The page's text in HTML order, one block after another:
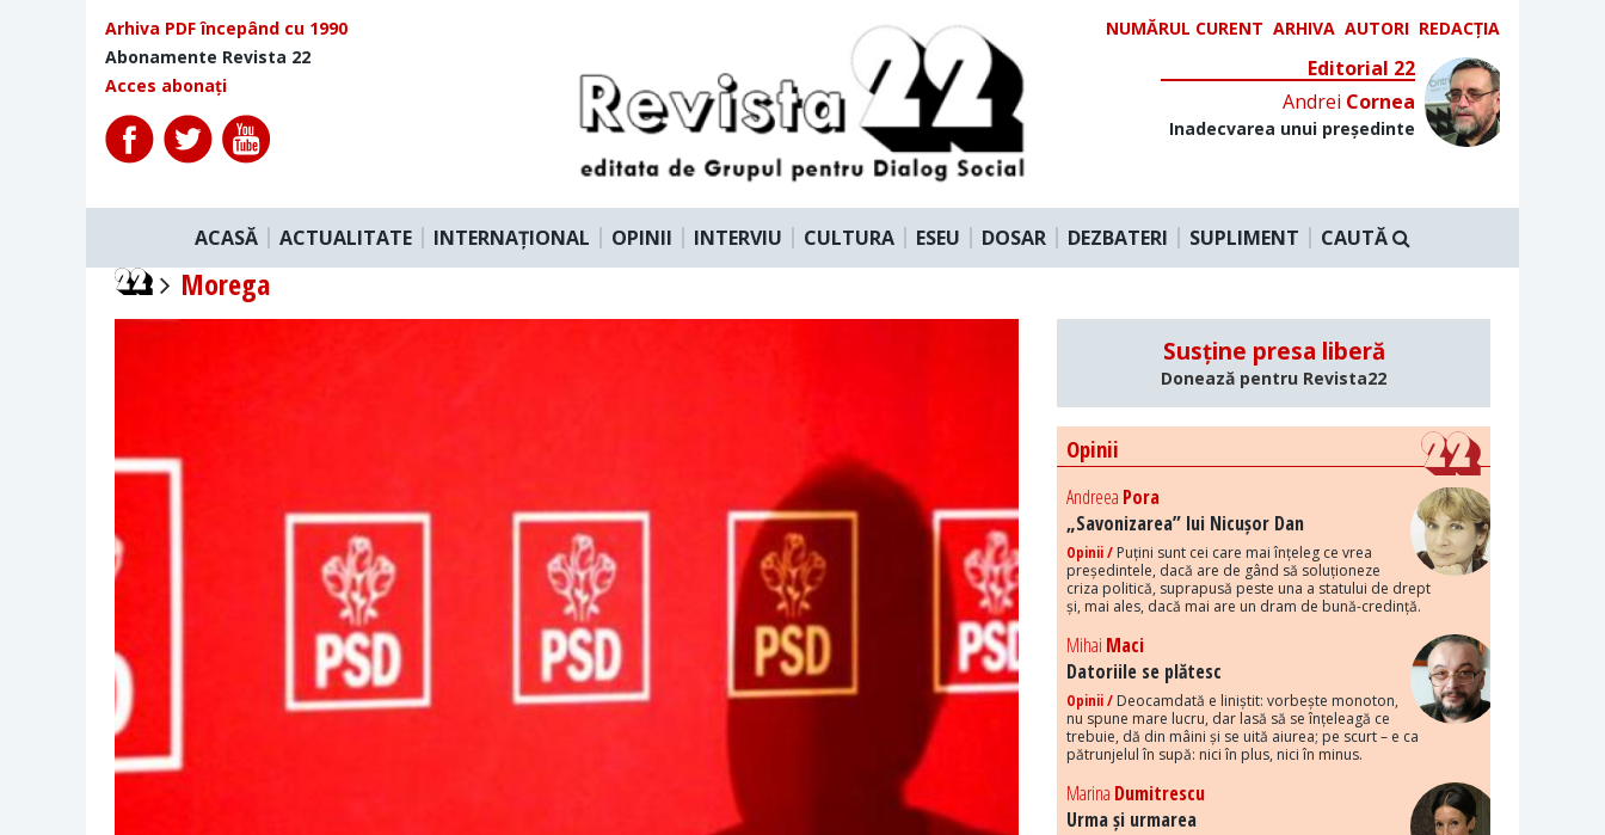
Arhiva PDF începând cu 1990
Abonamente Revista 22
Acces abonați
NUMĂRUL CURENT ARHIVA AUTORI REDACȚIA
Editorial 22
Andrei Cornea
Inadecvarea unui președinte
ACASĂ ACTUALITATE INTERNAȚIONAL OPINII INTERVIU CULTURA ESEU DOSAR DEZBATERI SUPLIMENT CAUTĂ
Morega
Susține presa liberă
Donează pentru Revista22
Opinii
Andreea Pora
„Savonizarea” lui Nicușor Dan
Opinii / Puțini sunt cei care mai înțeleg ce vrea
președintele, dacă are de gând să soluționeze
criza politică, suprapusă peste una a statului de drept
și, mai ales, dacă mai are un dram de bună-credință.
Mihai Maci
Datoriile se plătesc
Opinii / Deocamdată e liniștit: vorbește monoton,
nu spune mare lucru, dar lasă să se înțeleagă ce
trebuie, dă din mâini și se uită aiurea; pe scurt – e ca
pătrunjelul în supă: nici în plus, nici în minus.
Marina Dumitrescu
Urma și urmarea